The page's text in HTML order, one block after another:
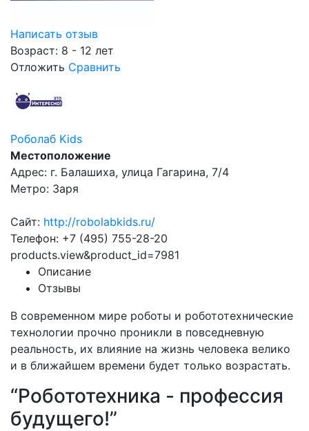
Написать отзыв
Возраст: 8 - 12 лет
Отложить Сравнить
Роболаб Kids
Местоположение
Адрес: г. Балашиха, улица Гагарина, 7/4
Метро: Заря
Сайт: http://robolabkids.ru/
Телефон: +7 (495) 755-28-20
products.view&product_id=7981
Описание
Отзывы
В современном мире роботы и робототехнические
технологии прочно проникли в повседневную
реальность, их влияние на жизнь человека велико
и в ближайшем времени будет только возрастать.
“Робототехника - профессия
будущего!”